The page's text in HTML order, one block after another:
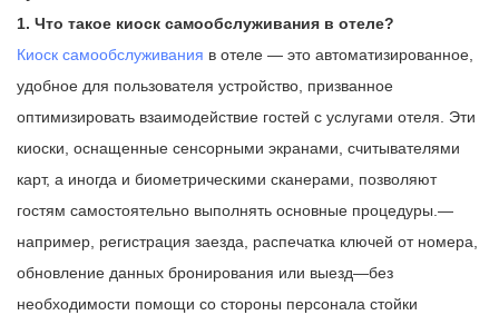
1. Что такое киоск самообслуживания в отеле?
Киоск самообслуживания в отеле — это автоматизированное,
удобное для пользователя устройство, призванное
оптимизировать взаимодействие гостей с услугами отеля. Эти
киоски, оснащенные сенсорными экранами, считывателями
карт, а иногда и биометрическими сканерами, позволяют
гостям самостоятельно выполнять основные процедуры.—
например, регистрация заезда, распечатка ключей от номера,
обновление данных бронирования или выезд—без
необходимости помощи со стороны персонала стойки